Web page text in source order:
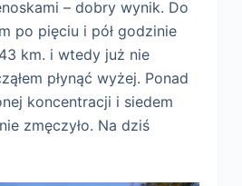
– dobry wynik. Do
po pięciu i pół godzinie
km. i wtedy już nie
płynąć wyżej. Ponad
koncentracji i siedem
zmęczyło. Na dziś